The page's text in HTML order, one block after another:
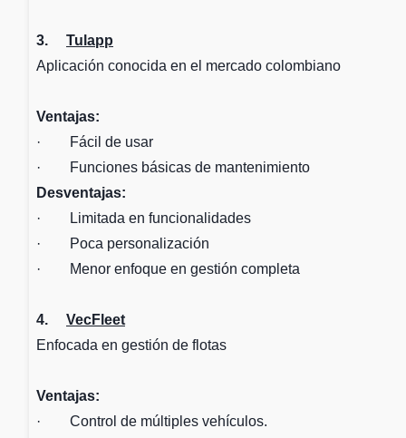
3. Tulapp
Aplicación conocida en el mercado colombiano
Ventajas:
· Fácil de usar
· Funciones básicas de mantenimiento
Desventajas:
· Limitada en funcionalidades
· Poca personalización
· Menor enfoque en gestión completa
4. VecFleet
Enfocada en gestión de flotas
Ventajas:
· Control de múltiples vehículos.